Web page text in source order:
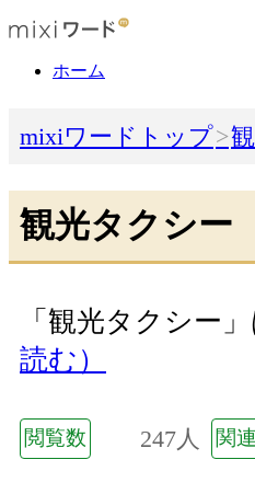
ホーム
mixiワードトップ
観光タクシー
「観光タクシー
読む）
閲覧数 247人 関